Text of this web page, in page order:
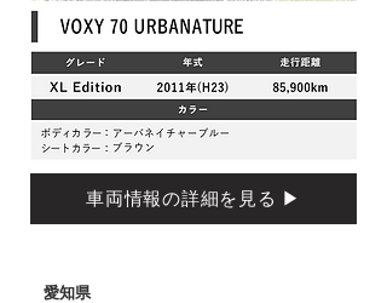
車両情報の詳細を見る ▶
​愛知県